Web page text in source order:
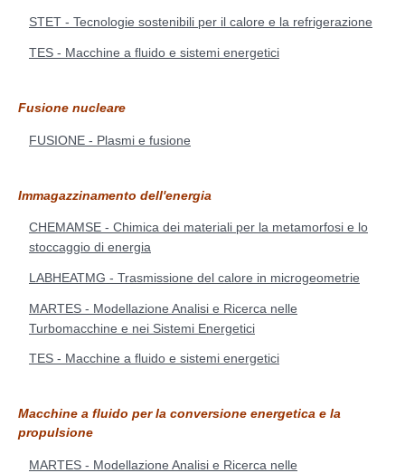
STET - Tecnologie sostenibili per il calore e la refrigerazione
TES - Macchine a fluido e sistemi energetici
Fusione nucleare
FUSIONE - Plasmi e fusione
Immagazzinamento dell'energia
CHEMAMSE - Chimica dei materiali per la metamorfosi e lo
stoccaggio di energia
LABHEATMG - Trasmissione del calore in microgeometrie
MARTES - Modellazione Analisi e Ricerca nelle
Turbomacchine e nei Sistemi Energetici
TES - Macchine a fluido e sistemi energetici
Macchine a fluido per la conversione energetica e la
propulsione
MARTES - Modellazione Analisi e Ricerca nelle